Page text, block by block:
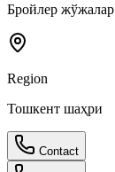
Бройлер жўжалар
Region
Тошкент шаҳри
Contact